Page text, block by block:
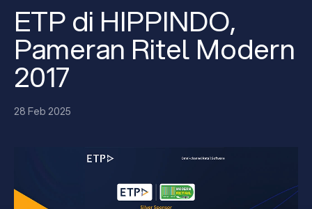
ETP di HIPPINDO,
Pameran Ritel Modern
2017
28 Feb 2025